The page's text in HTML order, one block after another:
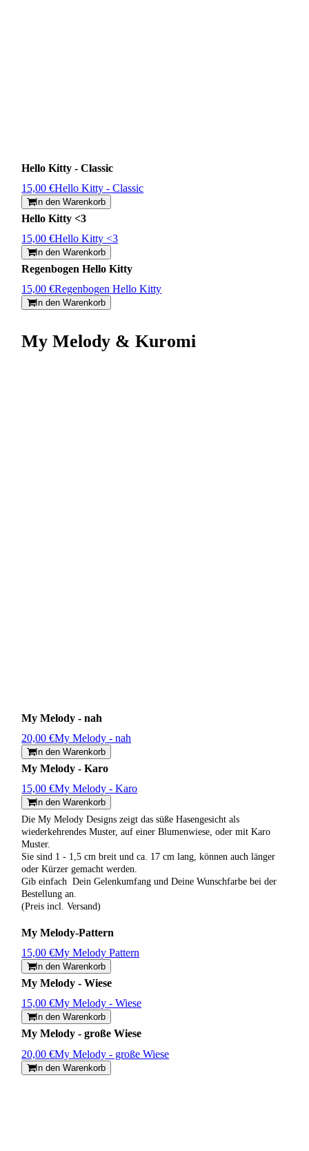
Hello Kitty - Classic
15,00 €Hello Kitty - Classic
In den Warenkorb
Hello Kitty <3
15,00 €Hello Kitty <3
In den Warenkorb
Regenbogen Hello Kitty
15,00 €Regenbogen Hello Kitty
In den Warenkorb
My Melody & Kuromi
My Melody - nah
20,00 €My Melody - nah
In den Warenkorb
My Melody - Karo
15,00 €My Melody - Karo
In den Warenkorb
Die My Melody Designs zeigt das süße Hasengesicht als
wiederkehrendes Muster, auf einer Blumenwiese, oder mit Karo
Muster.
Sie sind 1 - 1,5 cm breit und ca. 17 cm lang, können auch länger
oder Kürzer gemacht werden.
Gib einfach Dein Gelenkumfang und Deine Wunschfarbe bei der
Bestellung an.
(Preis incl. Versand)
My Melody-Pattern
15,00 €My Melody Pattern
In den Warenkorb
My Melody - Wiese
15,00 €My Melody - Wiese
In den Warenkorb
My Melody - große Wiese
20,00 €My Melody - große Wiese
In den Warenkorb